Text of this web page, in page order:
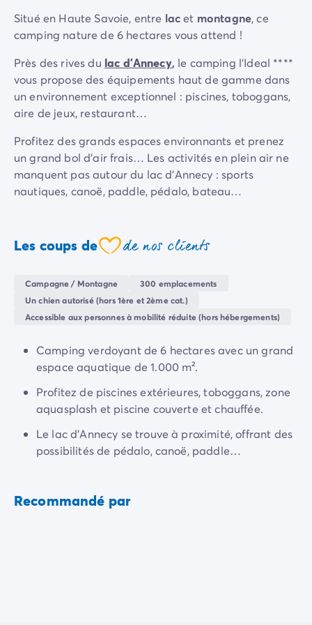
Camping Sète
Camping Valras-Plage
Camping Vendres-Plage
Camping Vias-Plage
Camping Pyrénées-Orientales
Camping Argelès-sur-Mer
Camping Canet-en-Roussillon
Camping Le Barcarès
Camping Limousin
Camping Corrèze
Camping Midi-Pyrénées
Camping Gers
Camping Lot-et-Garonne
Camping Tarn
Camping Normandie
Camping Calvados
Camping Manche
Camping Pays de la Loire
Camping Loire-Atlantique
Camping Guerande
Camping Le-Croisic
Camping La-Tranche-sur-Mer
Situé en Haute Savoie, entre lacet montagne, ce
camping nature de 6 hectares vous attend !
Près des rives du lac d’Annecy, le camping l’Ideal ****
vous propose des équipements haut de gamme dans
un environnement exceptionnel : piscines, toboggans,
aire de jeux, restaurant…
Profitez des grands espaces environnants et prenez
un grand bol d’air frais… Les activités en plein air ne
manquent pas autour du lac d’Annecy : sports
nautiques, canoë, paddle, pédalo, bateau…
Les coups de
coeur de nos clients
Campagne / Montagne
300 emplacements
Un chien autorisé (hors 1ère et 2ème cat.)
Accessible aux personnes à mobilité réduite (hors hébergements)
Camping verdoyant de 6 hectares avec un grand
espace aquatique de 1.000 m².
Profitez de piscines extérieures, toboggans, zone
aquasplash et piscine couverte et chauffée.
Le lac d’Annecy se trouve à proximité, offrant des
possibilités de pédalo, canoë, paddle…
Recommandé par